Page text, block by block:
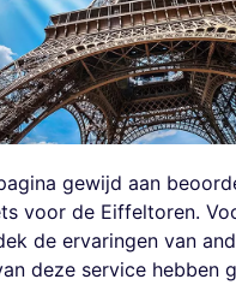
gewijd aan
voor de Eiffeltoren.
de ervaringen van
deze service hebben